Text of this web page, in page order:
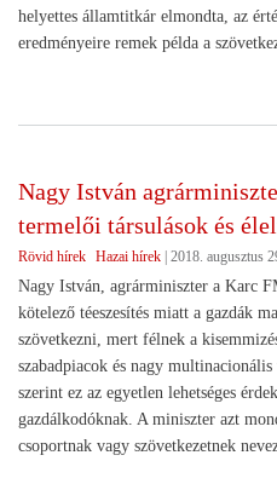
helyettes államtitkár elmondta, az
eredményeire remek példa a
Nagy István
termelői társulások és
Rövid hírek Hazai hírek | 2018. augusztus
Nagy István, agrárminiszter a Karc
kötelező téeszesítés miatt a gazdák
szövetkezni, mert félnek a
szabadpiacok és nagy
szerint ez az egyetlen lehetséges
gazdálkodóknak. A miniszter azt
csoportnak vagy szövetkezetnek